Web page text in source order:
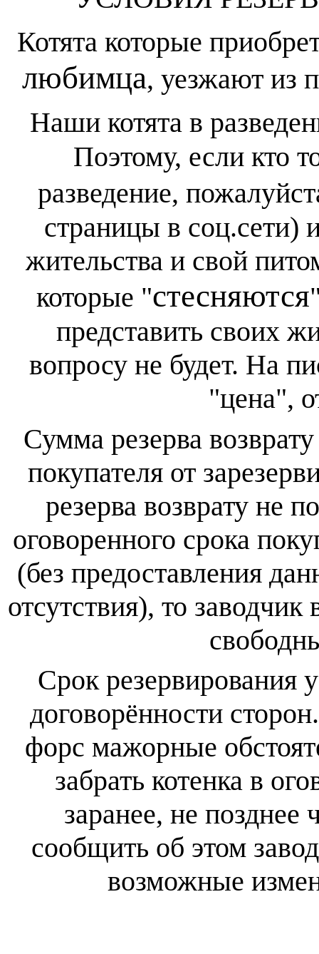
Котята которые
любимца, уезжают из
Наши котята в
Поэтому, если кто
разведение,
страницы в соц.сети)
жительства и свой
которые "стесняются
представить своих
вопросу не будет. На
"цена",
Сумма резерва
покупателя от
резерва возврату не
оговоренного срока
(без предоставления
отсутствия), то заводчик
Срок резервирования
договорённости
форс мажорные
забрать котенка в
заранее, не позднее
сообщить об этом
возможные